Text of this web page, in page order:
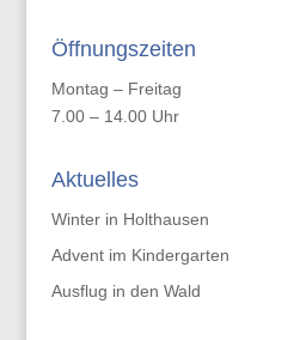
Öffnungszeiten
Montag – Freitag
7.00 – 14.00 Uhr
Aktuelles
Winter in Holthausen
Advent im Kindergarten
Ausflug in den Wald